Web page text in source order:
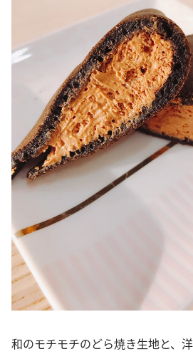
和のモチモチのどら焼き生地と、